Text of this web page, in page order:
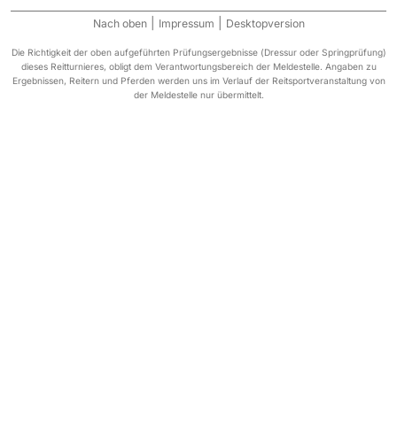
Nach oben Impressum Desktopversion
Die Richtigkeit der oben aufgeführten Prüfungsergebnisse (Dressur oder Springprüfung)
dieses Reitturnieres, obligt dem Verantwortungsbereich der Meldestelle. Angaben zu
Ergebnissen, Reitern und Pferden werden uns im Verlauf der Reitsportveranstaltung von
der Meldestelle nur übermittelt.